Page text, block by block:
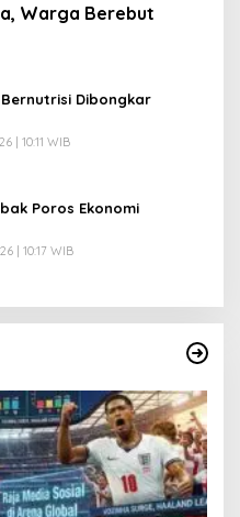
Warga Berebut
Dibongkar
| 10:11 WIB
Poros Ekonomi
| 10:17 WIB